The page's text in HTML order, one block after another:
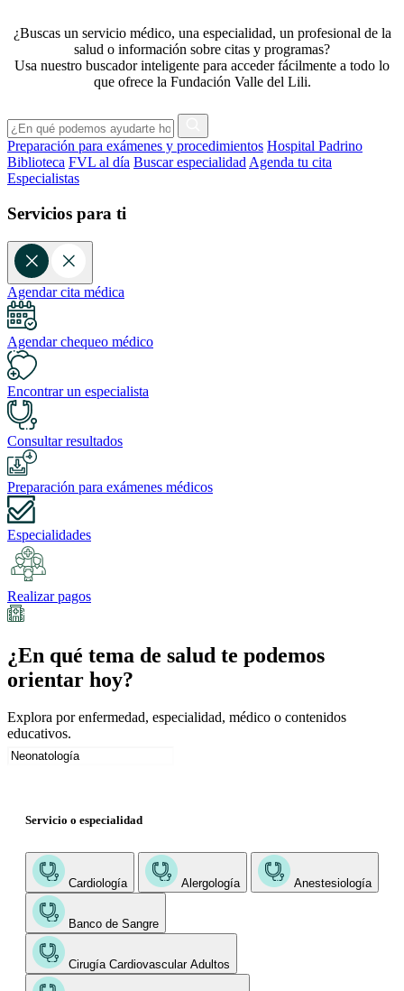
¿Buscas un servicio médico, una especialidad, un profesional de la
salud o información sobre citas y programas?
Usa nuestro buscador inteligente para acceder fácilmente a todo lo
que ofrece la Fundación Valle del Lili.
Preparación para exámenes y procedimientos Hospital Padrino
Biblioteca FVL al día Buscar especialidad Agenda tu cita
Especialistas
Servicios para ti
Agendar cita médica
Agendar chequeo médico
Encontrar un especialista
Consultar resultados
Preparación para exámenes médicos
Especialidades
Realizar pagos
¿En qué tema de salud te podemos
orientar hoy?
Explora por enfermedad, especialidad, médico o contenidos
educativos.
Servicio o especialidad
Cardiología Alergología Anestesiología
Banco de Sangre
Cirugía Cardiovascular Adultos